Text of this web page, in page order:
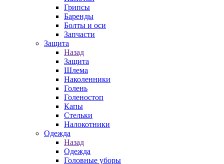
Грипсы
Баренды
Болты и оси
Запчасти
Защита
Назад
Защита
Шлема
Наколенники
Голень
Голеностоп
Капы
Стельки
Налокотники
Одежда
Назад
Одежда
Головные уборы